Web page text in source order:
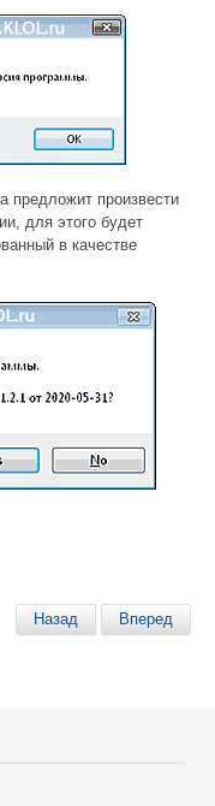
предложит произвести
для этого будет
в качестве
Назад Вперед